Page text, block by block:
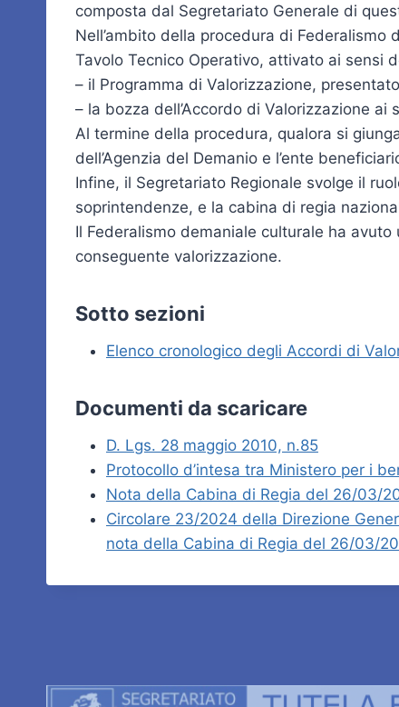
composta dal Segretariato Generale di
Nell’ambito della procedura di
Tavolo Tecnico Operativo, attivato ai sensi
– il Programma di Valorizzazione,
– la bozza dell’Accordo di Valorizzazione ai
Al termine della procedura, qualora si
dell’Agenzia del Demanio e l’ente
Infine, il Segretariato Regionale svolge il
soprintendenze, e la cabina di regia
Il Federalismo demaniale culturale ha
conseguente valorizzazione.
Sotto sezioni
Elenco cronologico degli Accordi di
Documenti da scaricare
D. Lgs. 28 maggio 2010, n.85
Protocollo d’intesa tra Ministero per i
Nota della Cabina di Regia del 26/03/
Circolare 23/2024 della Direzione
nota della Cabina di Regia del 26/03/